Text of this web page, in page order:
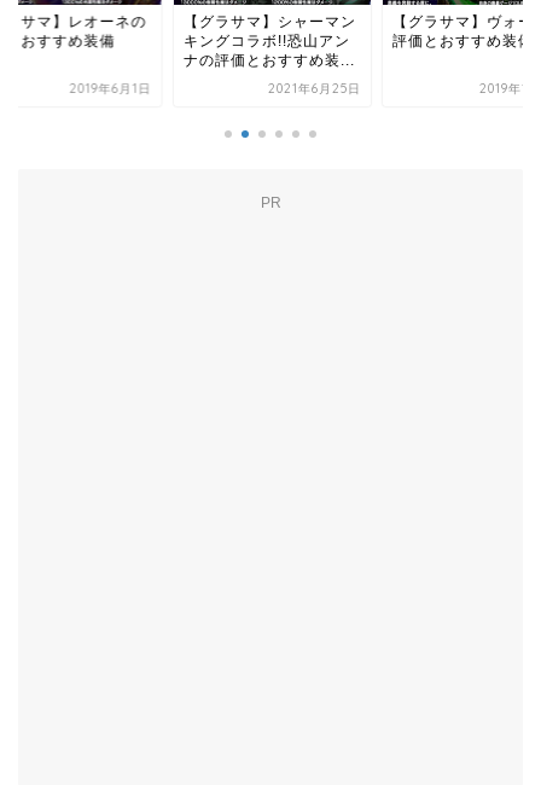
ラサマ】レオーネの
とおすすめ装備
2019年6月1日
【グラサマ】シャーマン
キングコラボ!!恐山アン
ナの評価とおすすめ装...
2021年6月25日
【グラサマ】ヴォー
評価とおすすめ装備
2019年1
PR